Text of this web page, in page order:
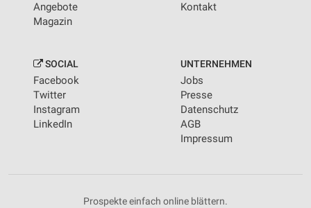
Angebote
Magazin
Kontakt
SOCIAL
Facebook
Twitter
Instagram
LinkedIn
UNTERNEHMEN
Jobs
Presse
Datenschutz
AGB
Impressum
Prospekte einfach online blättern.
IAB-Besonderheiten:
Geräte anhand von aktiv angeforderten
Nicht-IAB-Verarbeitungszwecke:
Notwendig